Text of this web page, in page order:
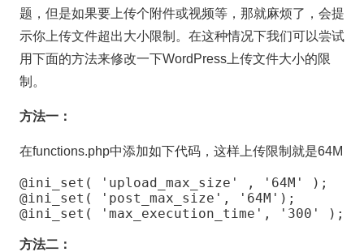
题，但是如果要上传个附件或视频等，那就麻烦了，会提
示你上传文件超出大小限制。在这种情况下我们可以尝试
用下面的方法来修改一下WordPress上传文件大小的限
制。
方法一：
在functions.php中添加如下代码，这样上传限制就是64M
@ini_set( 'upload_max_size' , '64M' );
@ini_set( 'post_max_size', '64M');
@ini_set( 'max_execution_time', '300' );
方法二：